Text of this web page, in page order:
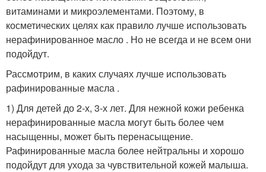
витаминами и микроэлементами. Поэтому, в
косметических целях как правило лучше использовать
нерафинированное масло . Но не всегда и не всем они
подойдут.
Рассмотрим, в каких случаях лучше использовать
рафинированные масла .
1) Для детей до 2-х, 3-х лет. Для нежной кожи ребенка
нерафинированные масла могут быть более чем
насыщенны, может быть перенасыщение.
Рафинированные масла более нейтральны и хорошо
подойдут для ухода за чувствительной кожей малыша.